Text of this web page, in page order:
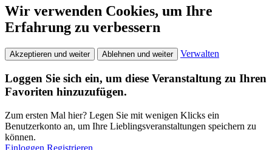
Wir verwenden Cookies, um Ihre
Erfahrung zu verbessern
Akzeptieren und weiter Ablehnen und weiter Verwalten
Loggen Sie sich ein, um diese Veranstaltung zu Ihren
Favoriten hinzuzufügen.
Zum ersten Mal hier? Legen Sie mit wenigen Klicks ein
Benutzerkonto an, um Ihre Lieblingsveranstaltungen speichern zu
können.
Einloggen Registrieren